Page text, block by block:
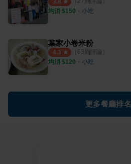
均消 $150 ・ 小吃
葉家小卷米粉
4.3 （ 63則評論）
均消 $120 ・ 小吃
更多餐廳排名